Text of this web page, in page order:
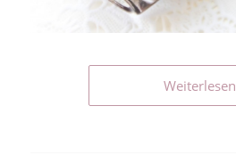
Weiterlesen